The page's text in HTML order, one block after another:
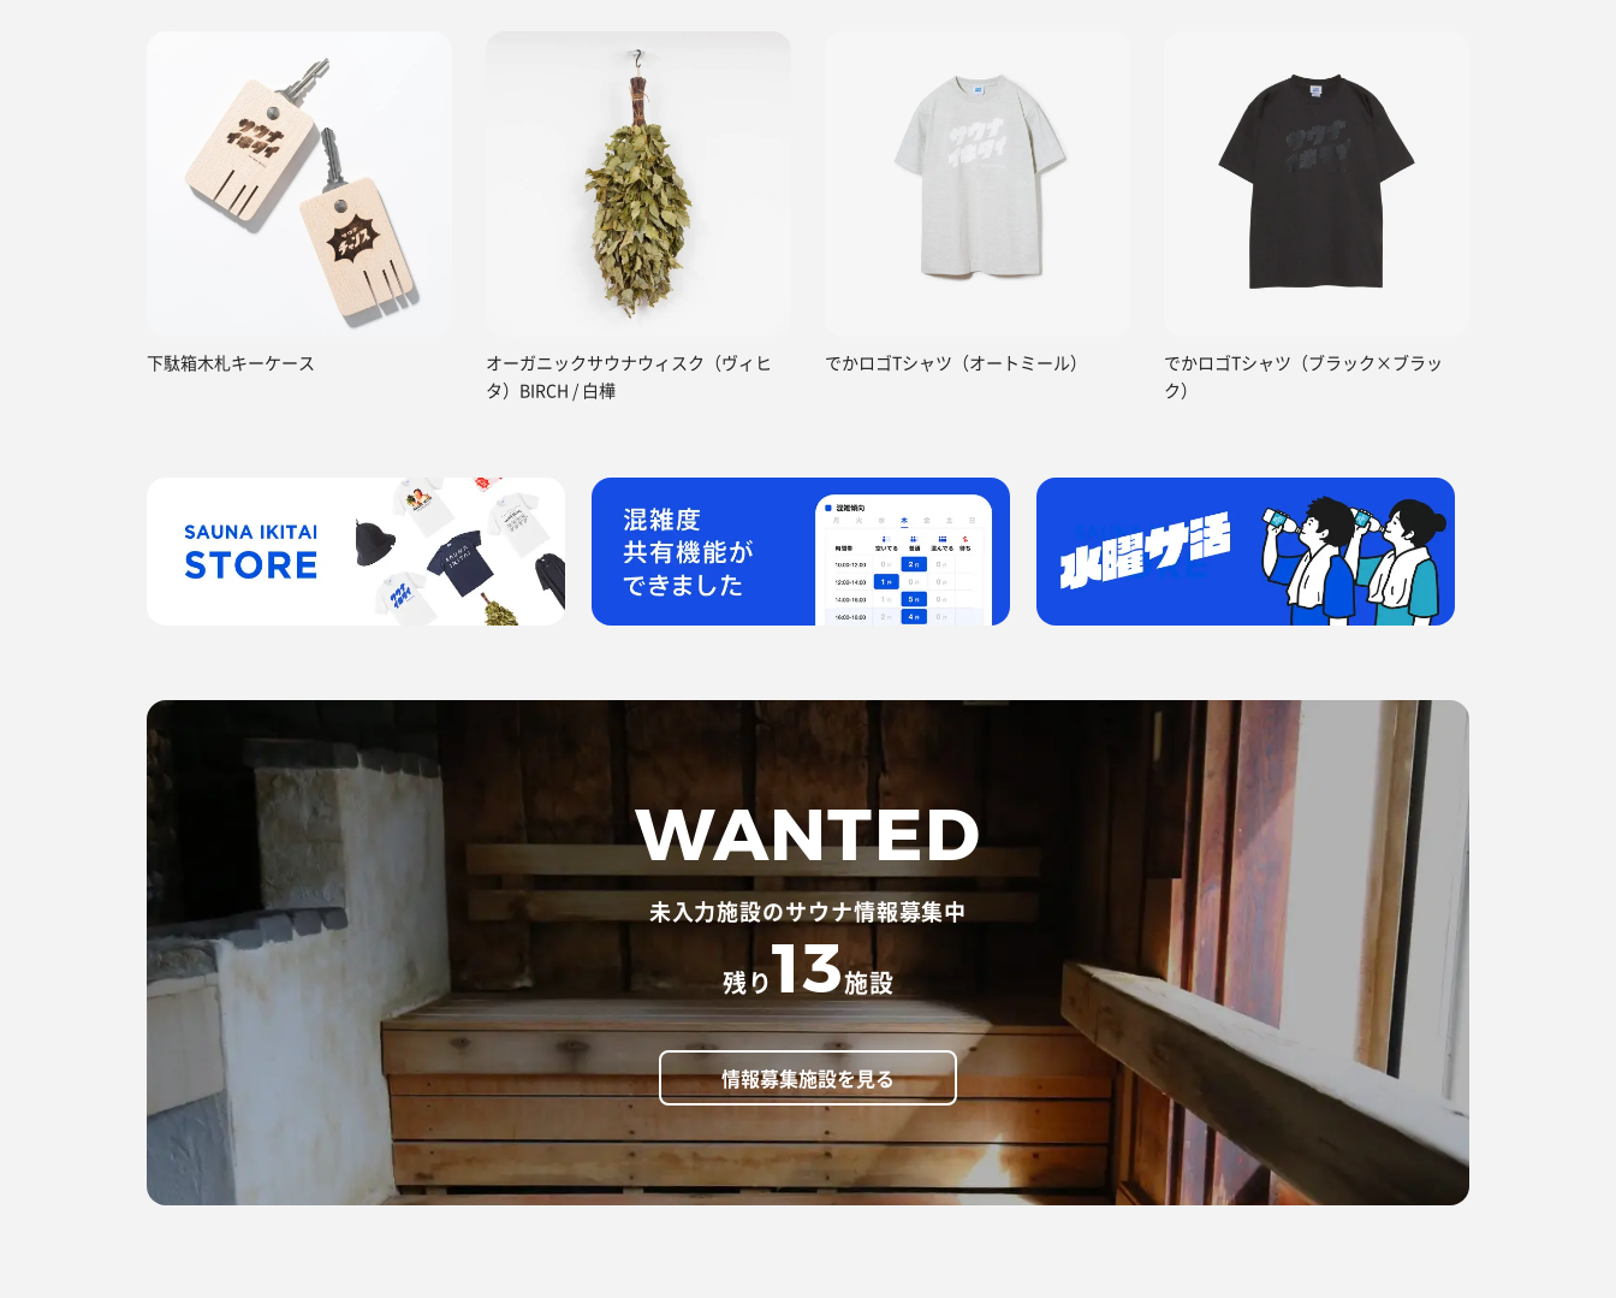
下駄箱木札キーケース
オーガニックサウナウィスク（ヴィヒ
タ）BIRCH / 白樺
でかロゴTシャツ（オートミール）
でかロゴTシャツ（ブラック×ブラッ
ク）
WANTED
未入力施設のサウナ情報募集中
残り13施設
情報募集施設を見る